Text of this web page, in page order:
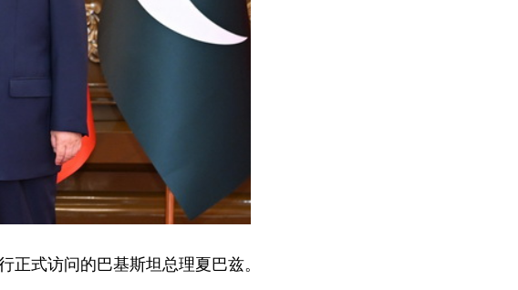
式访问的巴基斯坦总理夏巴兹。